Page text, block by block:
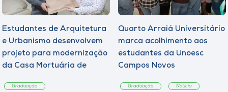
Estudantes de Arquitetura
e Urbanismo desenvolvem
projeto para modernização
da Casa Mortuária de
Graduação
Quarto Arraiá Universitário
marca acolhimento aos
estudantes da Unoesc
Campos Novos
Graduação Notícia